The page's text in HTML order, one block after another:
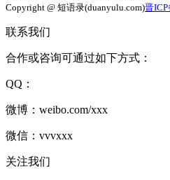
Copyright @ 短语录(duanyulu.com)晋
联系我们
合作或咨询可通过如下方式：
QQ：
微博：weibo.com/xxx
微信：vvvxxx
关注我们